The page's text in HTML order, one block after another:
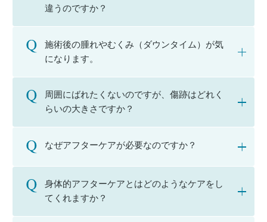
違うのですか？
施術後の腫れやむくみ（ダウンタイム）が気
になります。
周囲にばれたくないのですが、傷跡はどれく
らいの大きさですか？
なぜアフターケアが必要なのですか？
身体的アフターケアとはどのようなケアをし
てくれますか？